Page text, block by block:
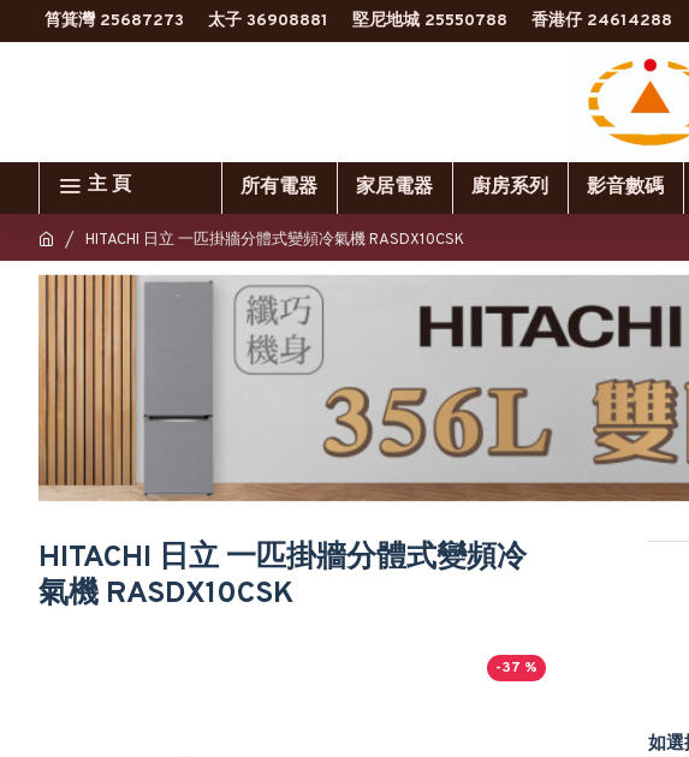
筲箕灣 25687273 太子 36908881 堅尼地城 25550788 香港仔 24614288
主 頁 所有電器 家居電器 廚房系列 影音數碼
HITACHI 日立 一匹掛牆分體式變頻冷氣機 RASDX10CSK
HITACHI 日立 一匹掛牆分體式變頻冷
氣機 RASDX10CSK
-37 %
如選